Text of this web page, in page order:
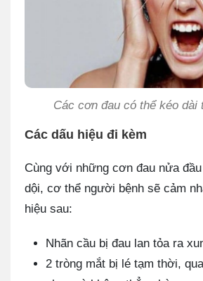
Các cơn đau có thể kéo dài
Các dấu hiệu đi kèm
Cùng với những cơn đau nửa
dội, cơ thể người bệnh sẽ cảm
hiệu sau:
Nhãn cầu bị đau lan tỏa ra
2 tròng mắt bị lé tạm thời,